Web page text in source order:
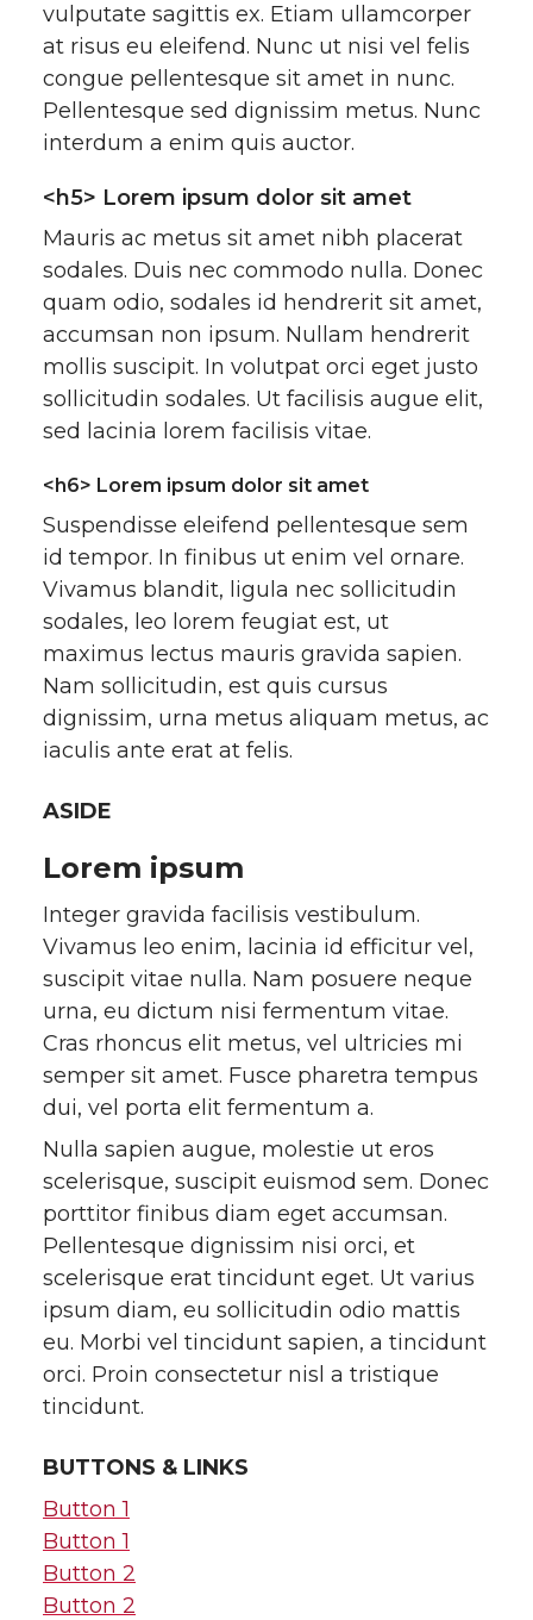
vulputate sagittis ex. Etiam ullamcorper
at risus eu eleifend. Nunc ut nisi vel felis
congue pellentesque sit amet in nunc.
Pellentesque sed dignissim metus. Nunc
interdum a enim quis auctor.
<h5> Lorem ipsum dolor sit amet
Mauris ac metus sit amet nibh placerat
sodales. Duis nec commodo nulla. Donec
quam odio, sodales id hendrerit sit amet,
accumsan non ipsum. Nullam hendrerit
mollis suscipit. In volutpat orci eget justo
sollicitudin sodales. Ut facilisis augue elit,
sed lacinia lorem facilisis vitae.
<h6> Lorem ipsum dolor sit amet
Suspendisse eleifend pellentesque sem
id tempor. In finibus ut enim vel ornare.
Vivamus blandit, ligula nec sollicitudin
sodales, leo lorem feugiat est, ut
maximus lectus mauris gravida sapien.
Nam sollicitudin, est quis cursus
dignissim, urna metus aliquam metus, ac
iaculis ante erat at felis.
ASIDE
Lorem ipsum
Integer gravida facilisis vestibulum.
Vivamus leo enim, lacinia id efficitur vel,
suscipit vitae nulla. Nam posuere neque
urna, eu dictum nisi fermentum vitae.
Cras rhoncus elit metus, vel ultricies mi
semper sit amet. Fusce pharetra tempus
dui, vel porta elit fermentum a.
Nulla sapien augue, molestie ut eros
scelerisque, suscipit euismod sem. Donec
porttitor finibus diam eget accumsan.
Pellentesque dignissim nisi orci, et
scelerisque erat tincidunt eget. Ut varius
ipsum diam, eu sollicitudin odio mattis
eu. Morbi vel tincidunt sapien, a tincidunt
orci. Proin consectetur nisl a tristique
tincidunt.
BUTTONS & LINKS
Button 1
Button 1
Button 2
Button 2